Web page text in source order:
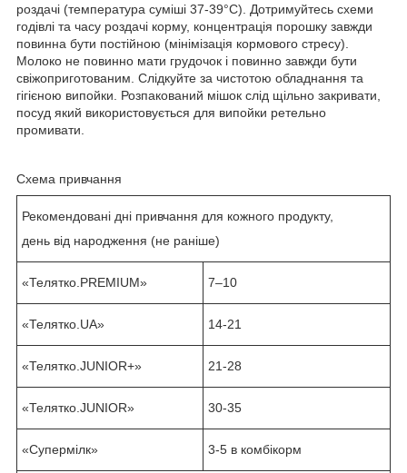
роздачі (температура суміші 37-39°C). Дотримуйтесь схеми
годівлі та часу роздачі корму, концентрація порошку завжди
повинна бути постійною (мінімізація кормового стресу).
Молоко не повинно мати грудочок і повинно завжди бути
свіжоприготованим. Слідкуйте за чистотою обладнання та
гігієною випойки. Розпакований мішок слід щільно закривати,
посуд який використовується для випойки ретельно
промивати.
Схема привчання
Рекомендовані дні привчання для кожного продукту,
день від народження (не раніше)
«Телятко.PREMIUM» 7–10
«Телятко.UA» 14-21
«Телятко.JUNIOR+» 21-28
«Телятко.JUNIOR» 30-35
«Супермілк» 3-5 в комбікорм